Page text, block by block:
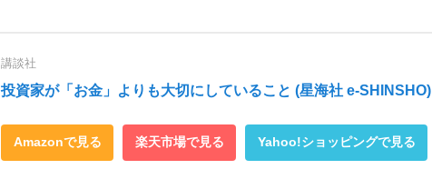
講談社
投資家が「お金」よりも大切にしていること (星海社 e-SHINSHO)
Amazonで見る 楽天市場で見る Yahoo!ショッピングで見る